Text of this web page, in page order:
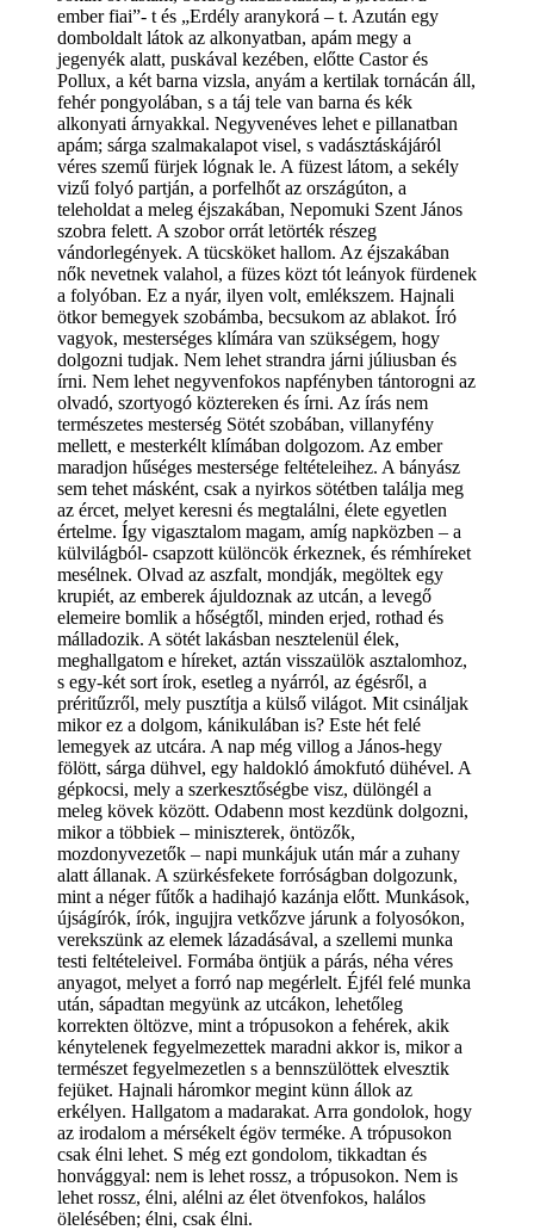
ember fiai”- t és „Erdély aranykorá – t. Azután egy
domboldalt látok az alkonyatban, apám megy a
jegenyék alatt, puskával kezében, előtte Castor és
Pollux, a két barna vizsla, anyám a kertilak tornácán áll,
fehér pongyolában, s a táj tele van barna és kék
alkonyati árnyakkal. Negyvenéves lehet e pillanatban
apám; sárga szalmakalapot visel, s vadásztáskájáról
véres szemű fürjek lógnak le. A füzest látom, a sekély
vizű folyó partján, a porfelhőt az országúton, a
teleholdat a meleg éjszakában, Nepomuki Szent János
szobra felett. A szobor orrát letörték részeg
vándorlegények. A tücsköket hallom. Az éjszakában
nők nevetnek valahol, a füzes közt tót leányok fürdenek
a folyóban. Ez a nyár, ilyen volt, emlékszem. Hajnali
ötkor bemegyek szobámba, becsukom az ablakot. Író
vagyok, mesterséges klímára van szükségem, hogy
dolgozni tudjak. Nem lehet strandra járni júliusban és
írni. Nem lehet negyvenfokos napfényben tántorogni az
olvadó, szortyogó köztereken és írni. Az írás nem
természetes mesterség Sötét szobában, villanyfény
mellett, e mesterkélt klímában dolgozom. Az ember
maradjon hűséges mestersége feltételeihez. A bányász
sem tehet másként, csak a nyirkos sötétben találja meg
az ércet, melyet keresni és megtalálni, élete egyetlen
értelme. Így vigasztalom magam, amíg napközben – a
külvilágból- csapzott különcök érkeznek, és rémhíreket
mesélnek. Olvad az aszfalt, mondják, megöltek egy
krupiét, az emberek ájuldoznak az utcán, a levegő
elemeire bomlik a hőségtől, minden erjed, rothad és
málladozik. A sötét lakásban nesztelenül élek,
meghallgatom e híreket, aztán visszaülök asztalomhoz,
s egy-két sort írok, esetleg a nyárról, az égésről, a
préritűzről, mely pusztítja a külső világot. Mit csináljak
mikor ez a dolgom, kánikulában is? Este hét felé
lemegyek az utcára. A nap még villog a János-hegy
fölött, sárga dühvel, egy haldokló ámokfutó dühével. A
gépkocsi, mely a szerkesztőségbe visz, dülöngél a
meleg kövek között. Odabenn most kezdünk dolgozni,
mikor a többiek – miniszterek, öntözők,
mozdonyvezetők – napi munkájuk után már a zuhany
alatt állanak. A szürkésfekete forróságban dolgozunk,
mint a néger fűtők a hadihajó kazánja előtt. Munkások,
újságírók, írók, ingujjra vetkőzve járunk a folyosókon,
verekszünk az elemek lázadásával, a szellemi munka
testi feltételeivel. Formába öntjük a párás, néha véres
anyagot, melyet a forró nap megérlelt. Éjfél felé munka
után, sápadtan megyünk az utcákon, lehetőleg
korrekten öltözve, mint a trópusokon a fehérek, akik
kénytelenek fegyelmezettek maradni akkor is, mikor a
természet fegyelmezetlen s a bennszülöttek elvesztik
fejüket. Hajnali háromkor megint künn állok az
erkélyen. Hallgatom a madarakat. Arra gondolok, hogy
az irodalom a mérsékelt égöv terméke. A trópusokon
csak élni lehet. S még ezt gondolom, tikkadtan és
honvággyal: nem is lehet rossz, a trópusokon. Nem is
lehet rossz, élni, alélni az élet ötvenfokos, halálos
ölelésében; élni, csak élni.